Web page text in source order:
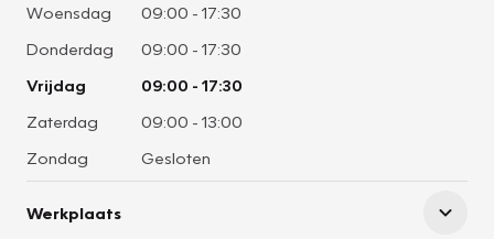
Woensdag
09:00 - 17:30
Donderdag
09:00 - 17:30
Vrijdag
09:00 - 17:30
Zaterdag
09:00 - 13:00
Zondag
Gesloten
Werkplaats